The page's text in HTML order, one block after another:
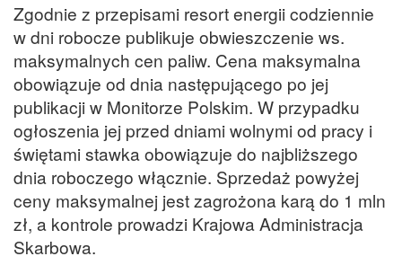
Zgodnie z przepisami resort energii codziennie
w dni robocze publikuje obwieszczenie ws.
maksymalnych cen paliw. Cena maksymalna
obowiązuje od dnia następującego po jej
publikacji w Monitorze Polskim. W przypadku
ogłoszenia jej przed dniami wolnymi od pracy i
świętami stawka obowiązuje do najbliższego
dnia roboczego włącznie. Sprzedaż powyżej
ceny maksymalnej jest zagrożona karą do 1 mln
zł, a kontrole prowadzi Krajowa Administracja
Skarbowa.